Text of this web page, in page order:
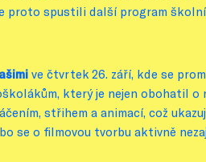
proto spustili další program
ve čtvrtek 26. září, kde se
který je nejen obohatil o
střihem a animací, což
se o filmovou tvorbu aktivně